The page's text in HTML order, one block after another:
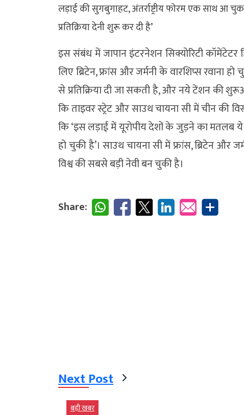
लड़ाई की सुगबुगाहट, अंतर्राष्ट्रीय फोरम एक साथ आ
प्रतिक्रिया देनी शुरू कर दी है’
इस संबंध में जापान इंटरनेशन सिक्योरिटी
लिए ब्रिटेन, फ्रांस और जर्मनी के वारशिप्स
से प्रतिक्रिया दी जा सकती है, और नये टेंशन की
कि ताइवर स्ट्रेट और साउथ चायना सी में चीन की
कि ‘इस लड़ाई में यूरोपीय देशों के जुड़ने का मतलब
हो चुकी है’। साउथ चायना सी में फ्रांस, ब्रिटेन
विश्व की सबसे बड़ी नेवी बन चुकी है।
Share:
Next Post
बड़ी खबर